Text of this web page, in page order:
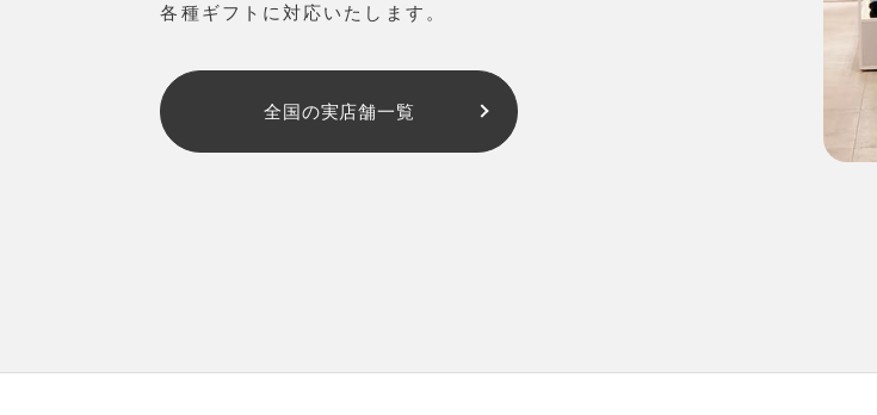
各種ギフトに対応いたします。
全国の実店舗一覧